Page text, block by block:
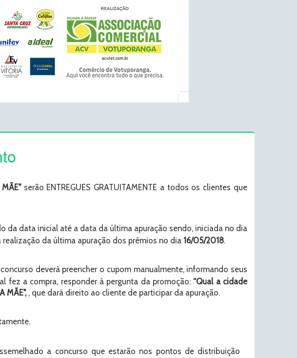
serão ENTREGUES GRATUITAMENTE a todos os clientes que
da data inicial até a data da última apuração sendo, iniciada no dia
realização da última apuração dos prêmios no dia 16/05/2018.
deverá preencher o cupom manualmente, informando seus
fez a compra, responder à pergunta da promoção: “Qual a cidade
MÃE", , que dará direito ao cliente de participar da apuração.
a concurso que estarão nos pontos de distribuição